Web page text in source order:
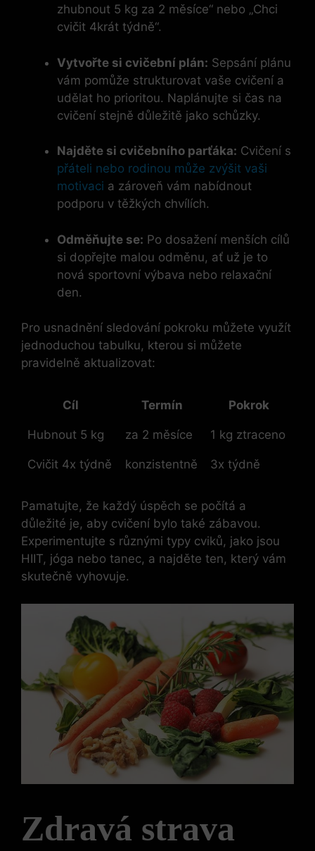
zhubnout 5 kg za 2 měsíce“ nebo „Chci
cvičit 4krát týdně“.
Vytvořte si cvičební plán: Sepsání plánu
vám pomůže strukturovat vaše cvičení a
udělat ho prioritou. Naplánujte si čas na
cvičení stejně důležitě jako schůzky.
Najděte si cvičebního parťáka: Cvičení s
přáteli nebo rodinou může zvýšit vaši
motivaci a zároveň vám nabídnout
podporu v těžkých chvílích.
Odměňujte se: Po dosažení menších cílů
si dopřejte malou odměnu, ať už je to
nová sportovní výbava nebo relaxační
den.
Pro usnadnění sledování pokroku můžete využít
jednoduchou tabulku, kterou si můžete
pravidelně aktualizovat:
Cíl Termín Pokrok
Hubnout 5 kg za 2 měsíce 1 kg ztraceno
Cvičit 4x týdně konzistentně 3x týdně
Pamatujte, že každý úspěch se počítá a
důležité je, aby cvičení bylo také zábavou.
Experimentujte s různými typy cviků, jako jsou
HIIT, jóga nebo tanec, a najděte ten, který vám
skutečně vyhovuje.
Zdravá strava